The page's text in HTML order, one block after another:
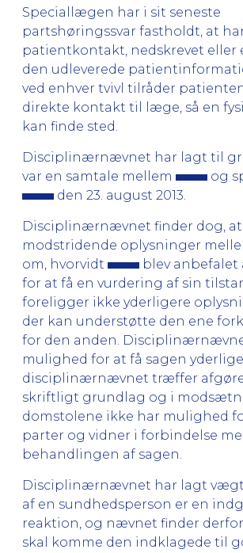
Speciallægen har i sit seneste
partshøringssvar fastholdt, at
patientkontakt, nedskrevet eller
den udleverede
ved enhver tvivl tilråder
direkte kontakt til læge, så en
kan finde sted.
Disciplinærnævnet har lagt til
var en samtale mellem
og
den 23. august 2013.
Disciplinærnævnet finder dog, at
modstridende oplysninger
om, hvorvidt
blev
for at få en vurdering af sin
foreligger ikke yderligere
der kan understøtte den ene
for den anden.
mulighed for at få sagen
disciplinærnævnet træffer
skriftligt grundlag og i
domstolene ikke har mulighed
parter og vidner i forbindelse
behandlingen af sagen.
Disciplinærnævnet har lagt
af en sundhedsperson er en
reaktion, og nævnet finder
skal komme den indklagede til